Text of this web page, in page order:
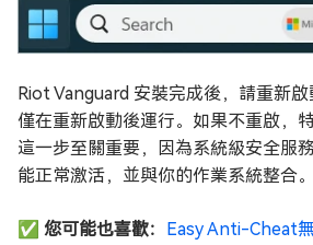
Riot Vanguard 安裝完成後，請重新
僅在重新啟動後運行。如果不重啟，
這一步至關重要，因為系統級安全服
能正常激活，並與你的作業系統整合。
✅ 您可能也喜歡：
Easy Anti-Cheat